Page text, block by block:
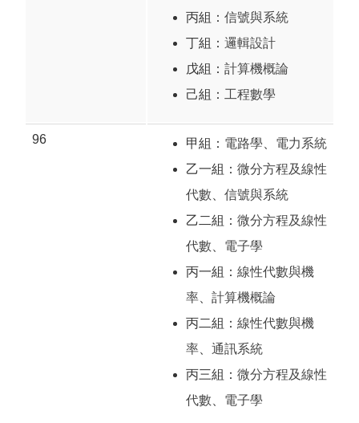
丙組： 信號與系統
丁組： 邏輯設計
戊組： 計算機概論
己組： 工程數學
96 甲組： 電路學
電力系統
乙一組： 微分方程及線性
代數
信號與系統
乙二組： 微分方程及線性
代數
電子學
丙一組： 線性代數與機
率
計算機概論
丙二組： 線性代數與機
率
通訊系統
丙三組： 微分方程及線性
代數
電子學